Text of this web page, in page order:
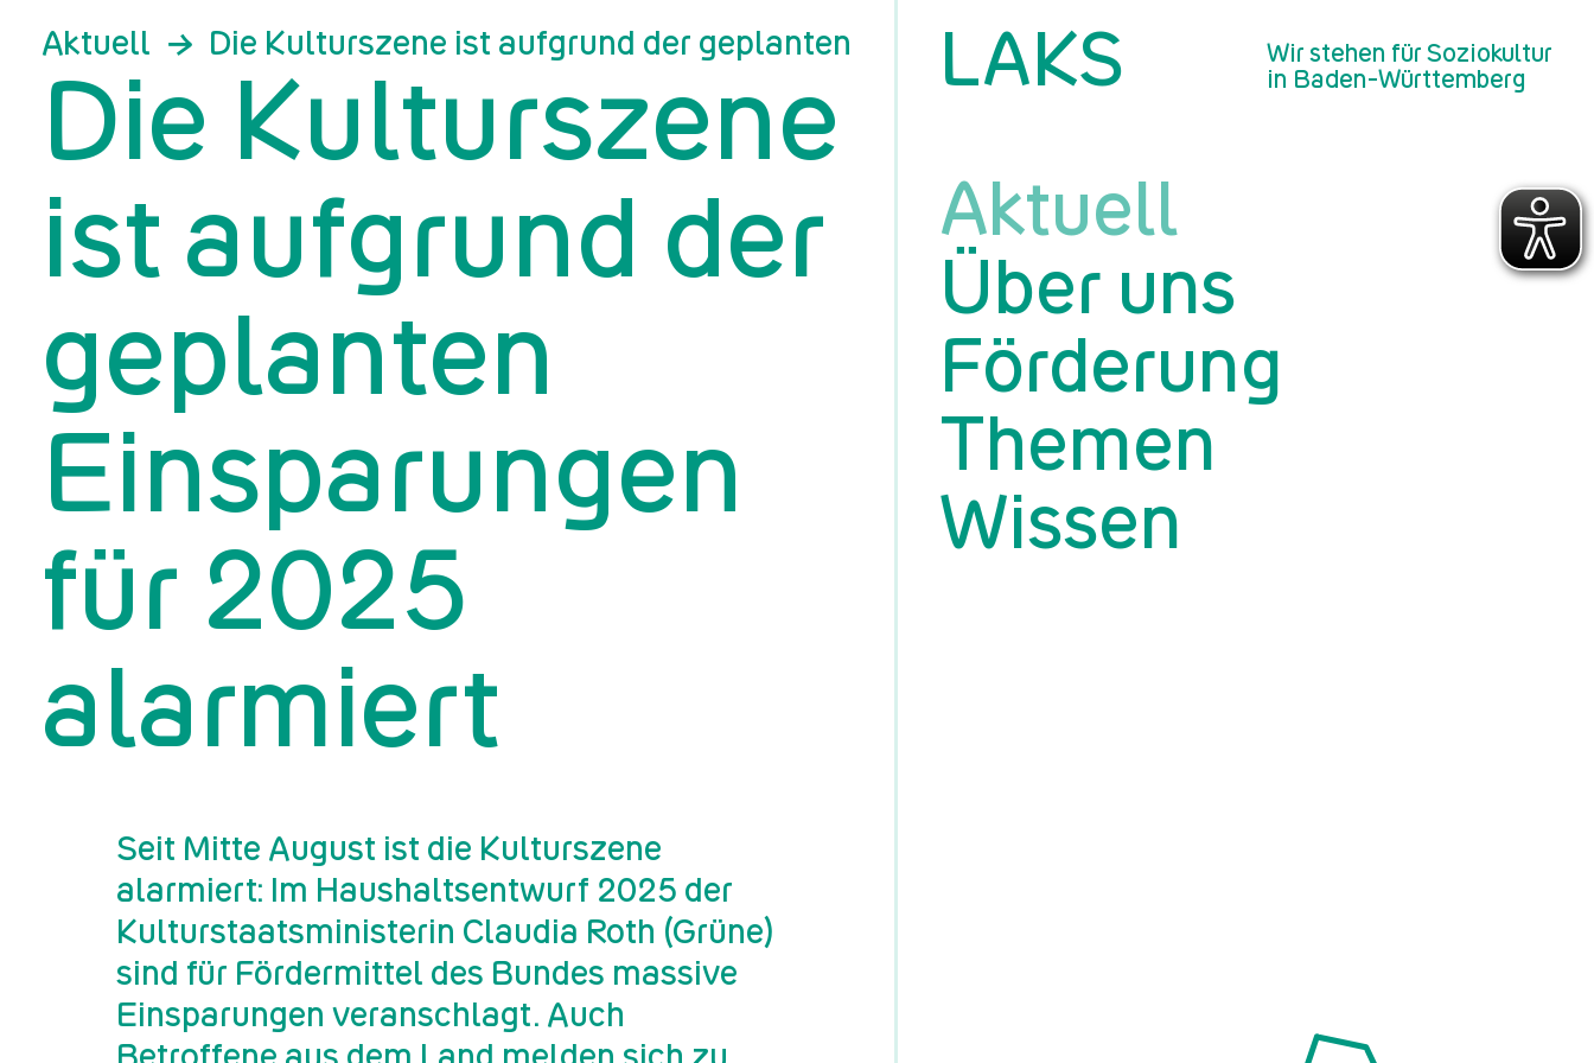
Aktuell Die Kulturszene ist aufgrund der geplanten Einsparungen für 2025 alarmiert
Die Kulturszene
ist aufgrund der
geplanten
Einsparungen
für 2025
alarmiert
Seit Mitte August ist die Kulturszene
alarmiert: Im Haushaltsentwurf 2025 der
Kulturstaatsministerin Claudia Roth (Grüne)
sind für Fördermittel des Bundes massive
Einsparungen veranschlagt. Auch
LAKS
Wir stehen für Soziokultur
in Baden-Württemberg
Aktuell
Über uns
Förderung
Themen
Wissen